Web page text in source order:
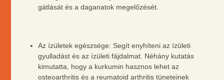
gátlását és a daganatok megelőzését.
Az ízületek egészsége: Segít enyhíteni az ízületi
gyulladást és az ízületi fájdalmat. Néhány kutatás
kimutatta, hogy a kurkumin hasznos lehet az
osteoarthritis és a reumatoid arthritis tüneteinek